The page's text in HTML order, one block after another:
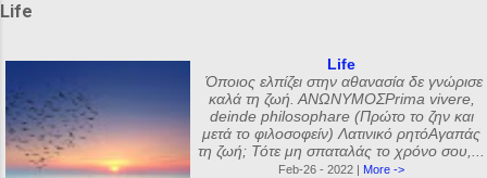
Life
Life
Όποιος ελπίζει στην αθανασία δε γνώρισε
καλά τη ζωή. ΑΝΩΝΥΜΟΣPrima vivere,
deinde philosophare (Πρώτο το ζην και
μετά το φιλοσοφείν) Λατινικό ρητόΑγαπάς
τη ζωή; Τότε μη σπαταλάς το χρόνο σου,...
Feb-26 - 2022 | More ->